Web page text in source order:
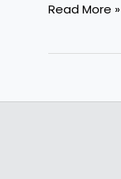
Read More »